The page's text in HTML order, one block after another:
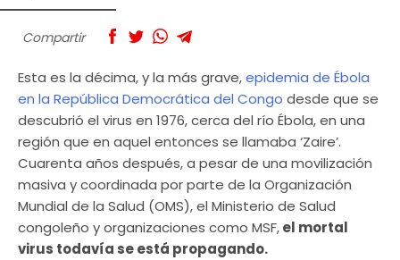
Compartir
Esta es la décima, y la más grave,epidemia de Ébola
en la República Democrática del Congo desde que se
descubrió el virus en 1976, cerca del río Ébola, en una
región que en aquel entonces se llamaba ‘Zaire’.
Cuarenta años después, a pesar de una movilización
masiva y coordinada por parte de la Organización
Mundial de la Salud (OMS), el Ministerio de Salud
congoleño y organizaciones como MSF,el mortal
virus todavía se está propagando.